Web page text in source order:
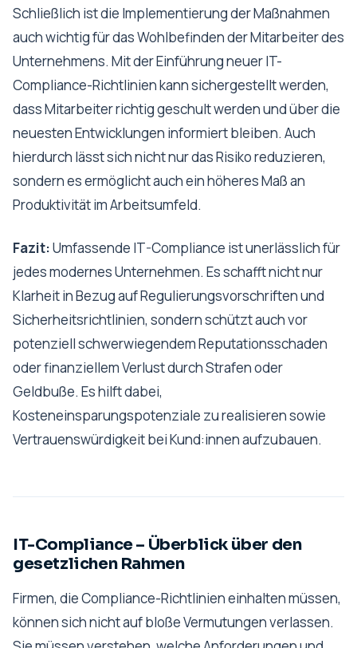
Schließlich ist die Implementierung der Maßnahmen
auch wichtig für das Wohlbefinden der Mitarbeiter des
Unternehmens. Mit der Einführung neuer IT-
Compliance-Richtlinien kann sichergestellt werden,
dass Mitarbeiter richtig geschult werden und über die
neuesten Entwicklungen informiert bleiben. Auch
hierdurch lässt sich nicht nur das Risiko reduzieren,
sondern es ermöglicht auch ein höheres Maß an
Produktivität im Arbeitsumfeld.
Fazit:Umfassende IT-Compliance ist unerlässlich für
jedes modernes Unternehmen. Es schafft nicht nur
Klarheit in Bezug auf Regulierungsvorschriften und
Sicherheitsrichtlinien, sondern schützt auch vor
potenziell schwerwiegendem Reputationsschaden
oder finanziellem Verlust durch Strafen oder
Geldbuße. Es hilft dabei,
Kosteneinsparungspotenziale zu realisieren sowie
Vertrauenswürdigkeit bei Kund:innen aufzubauen.
IT-Compliance – Überblick über den
gesetzlichen Rahmen
Firmen, die Compliance-Richtlinien einhalten müssen,
können sich nicht auf bloße Vermutungen verlassen.